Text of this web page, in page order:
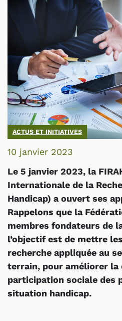
ACTUS ET INITIATIVES
10 janvier 2023
Le 5 janvier 2023, la
Internationale de la
Handicap) a ouvert ses
Rappelons que la
membres fondateurs de
l’objectif est de mettre
recherche appliquée au
terrain, pour améliorer la
participation sociale des
situation handicap.